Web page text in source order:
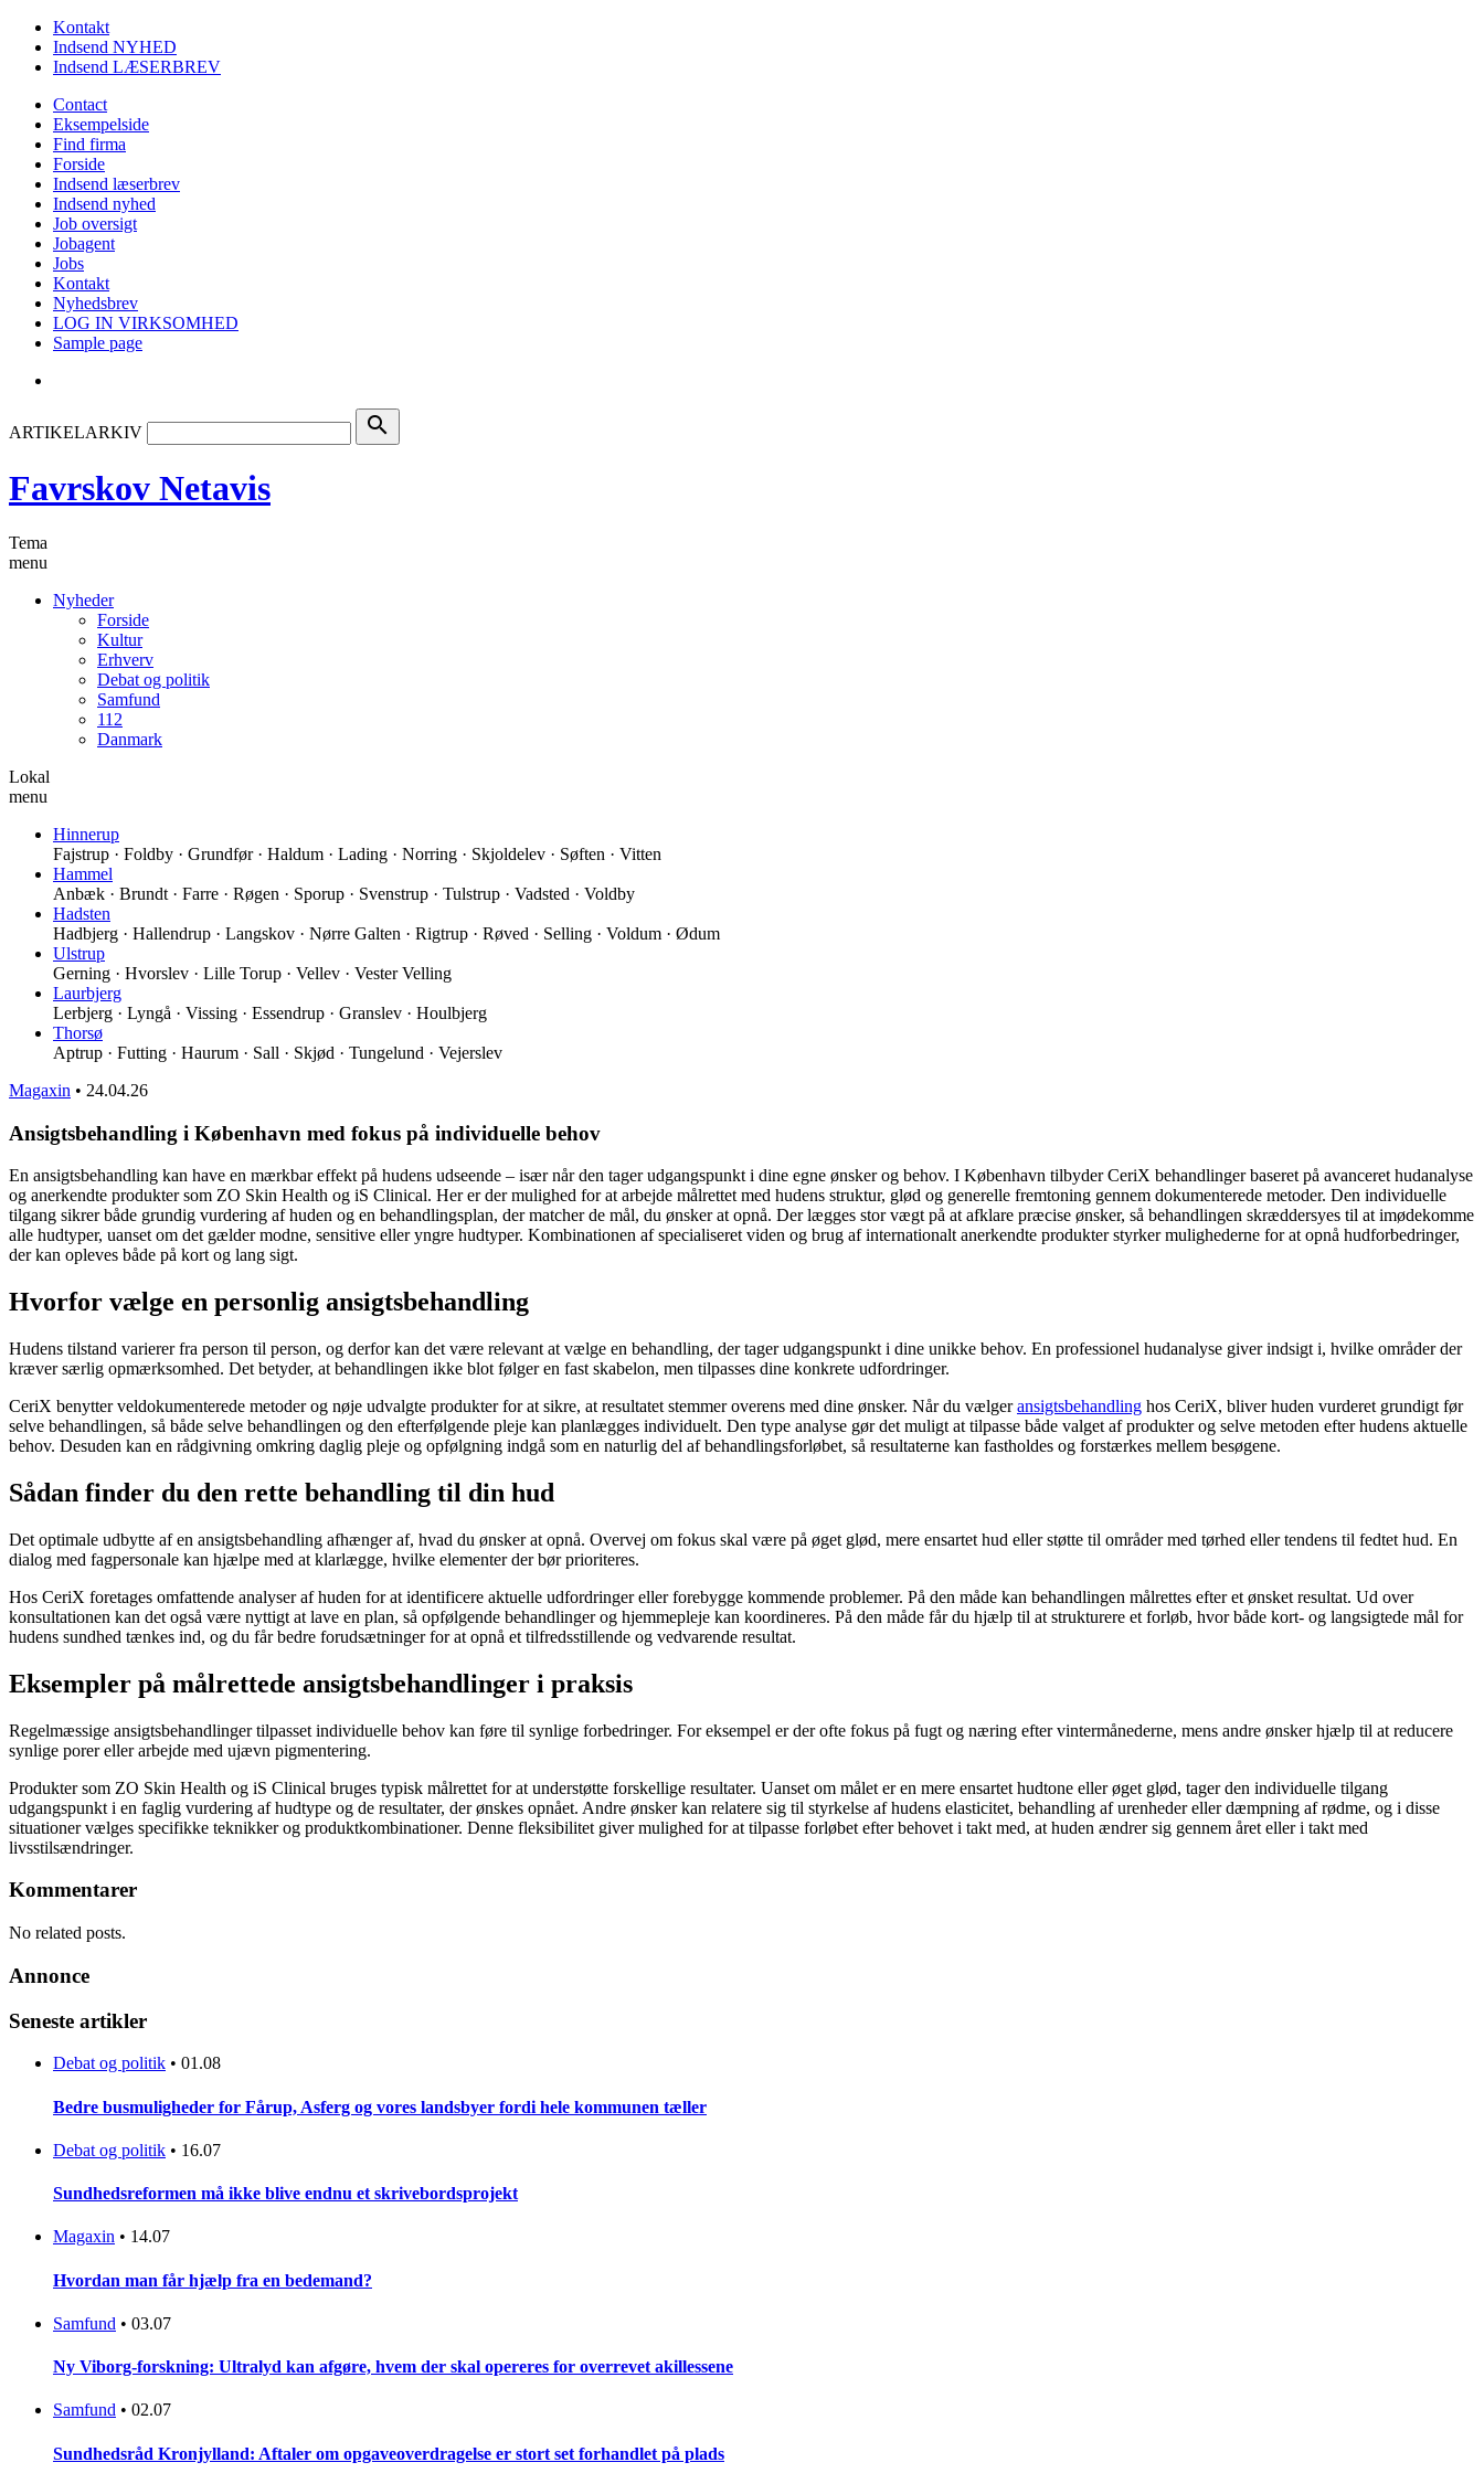
Kontakt
Indsend NYHED
Indsend LÆSERBREV
Contact
Eksempelside
Find firma
Forside
Indsend læserbrev
Indsend nyhed
Job oversigt
Jobagent
Jobs
Kontakt
Nyhedsbrev
LOG IN VIRKSOMHED
Sample page
ARTIKELARKIV search
Favrskov Netavis
Tema
menu
Nyheder
Forside
Kultur
Erhverv
Debat og politik
Samfund
112
Danmark
Lokal
menu
Hinnerup
Fajstrup · Foldby · Grundfør · Haldum · Lading · Norring · Skjoldelev · Søften · Vitten
Hammel
Anbæk · Brundt · Farre · Røgen · Sporup · Svenstrup · Tulstrup · Vadsted · Voldby
Hadsten
Hadbjerg · Hallendrup · Langskov · Nørre Galten · Rigtrup · Røved · Selling · Voldum · Ødum
Ulstrup
Gerning · Hvorslev · Lille Torup · Vellev · Vester Velling
Laurbjerg
Lerbjerg · Lyngå · Vissing · Essendrup · Granslev · Houlbjerg
Thorsø
Aptrup · Futting · Haurum · Sall · Skjød · Tungelund · Vejerslev
Magaxin • 24.04.26
Ansigtsbehandling i København med fokus på individuelle behov
En ansigtsbehandling kan have en mærkbar effekt på hudens udseende – især når den tager udgangspunkt i dine egne ønsker og behov. I København tilbyder CeriX behandlinger baseret på avanceret hudanalyse
og anerkendte produkter som ZO Skin Health og iS Clinical. Her er der mulighed for at arbejde målrettet med hudens struktur, glød og generelle fremtoning gennem dokumenterede metoder. Den individuelle
tilgang sikrer både grundig vurdering af huden og en behandlingsplan, der matcher de mål, du ønsker at opnå. Der lægges stor vægt på at afklare præcise ønsker, så behandlingen skræddersyes til at imødekomme
alle hudtyper, uanset om det gælder modne, sensitive eller yngre hudtyper. Kombinationen af specialiseret viden og brug af internationalt anerkendte produkter styrker mulighederne for at opnå hudforbedringer,
der kan opleves både på kort og lang sigt.
Hvorfor vælge en personlig ansigtsbehandling
Hudens tilstand varierer fra person til person, og derfor kan det være relevant at vælge en behandling, der tager udgangspunkt i dine unikke behov. En professionel hudanalyse giver indsigt i, hvilke områder der
kræver særlig opmærksomhed. Det betyder, at behandlingen ikke blot følger en fast skabelon, men tilpasses dine konkrete udfordringer.
CeriX benytter veldokumenterede metoder og nøje udvalgte produkter for at sikre, at resultatet stemmer overens med dine ønsker. Når du vælgeransigtsbehandling hos CeriX, bliver huden vurderet grundigt før
selve behandlingen, så både selve behandlingen og den efterfølgende pleje kan planlægges individuelt. Den type analyse gør det muligt at tilpasse både valget af produkter og selve metoden efter hudens aktuelle
behov. Desuden kan en rådgivning omkring daglig pleje og opfølgning indgå som en naturlig del af behandlingsforløbet, så resultaterne kan fastholdes og forstærkes mellem besøgene.
Sådan finder du den rette behandling til din hud
Det optimale udbytte af en ansigtsbehandling afhænger af, hvad du ønsker at opnå. Overvej om fokus skal være på øget glød, mere ensartet hud eller støtte til områder med tørhed eller tendens til fedtet hud. En
dialog med fagpersonale kan hjælpe med at klarlægge, hvilke elementer der bør prioriteres.
Hos CeriX foretages omfattende analyser af huden for at identificere aktuelle udfordringer eller forebygge kommende problemer. På den måde kan behandlingen målrettes efter et ønsket resultat. Ud over
konsultationen kan det også være nyttigt at lave en plan, så opfølgende behandlinger og hjemmepleje kan koordineres. På den måde får du hjælp til at strukturere et forløb, hvor både kort- og langsigtede mål for
hudens sundhed tænkes ind, og du får bedre forudsætninger for at opnå et tilfredsstillende og vedvarende resultat.
Eksempler på målrettede ansigtsbehandlinger i praksis
Regelmæssige ansigtsbehandlinger tilpasset individuelle behov kan føre til synlige forbedringer. For eksempel er der ofte fokus på fugt og næring efter vintermånederne, mens andre ønsker hjælp til at reducere
synlige porer eller arbejde med ujævn pigmentering.
Produkter som ZO Skin Health og iS Clinical bruges typisk målrettet for at understøtte forskellige resultater. Uanset om målet er en mere ensartet hudtone eller øget glød, tager den individuelle tilgang
udgangspunkt i en faglig vurdering af hudtype og de resultater, der ønskes opnået. Andre ønsker kan relatere sig til styrkelse af hudens elasticitet, behandling af urenheder eller dæmpning af rødme, og i disse
situationer vælges specifikke teknikker og produktkombinationer. Denne fleksibilitet giver mulighed for at tilpasse forløbet efter behovet i takt med, at huden ændrer sig gennem året eller i takt med
livsstilsændringer.
Kommentarer
No related posts.
Annonce
Seneste artikler
Debat og politik • 01.08
Bedre busmuligheder for Fårup, Asferg og vores landsbyer fordi hele kommunen tæller
Debat og politik • 16.07
Sundhedsreformen må ikke blive endnu et skrivebordsprojekt
Magaxin • 14.07
Hvordan man får hjælp fra en bedemand?
Samfund • 03.07
Ny Viborg-forskning: Ultralyd kan afgøre, hvem der skal opereres for overrevet akillessene
Samfund • 02.07
Sundhedsråd Kronjylland: Aftaler om opgaveoverdragelse er stort set forhandlet på plads